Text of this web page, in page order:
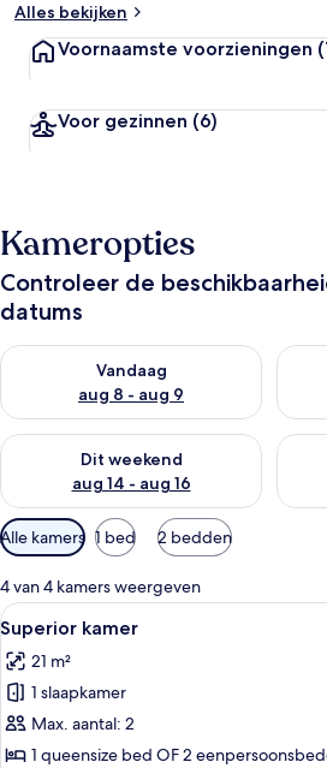
Alles bekijken
Voornaamste voorzieningen
Voor gezinnen (6)
Kameropties
Controleer de
datums
Vandaag
aug 8 - aug 9
De beschikbaarheid controlerenDe
Dit weekend
aug 14 - aug 16
De beschikbaarheid controlerenDe
Beschikbare
filters
voor
kamers
Alle kamers 1 bed 2 bedden
4 van 4 kamers weergeven
Alle
foto's
voor
Superior
kamer
laden
Een
4
Superior kamer
21 m²
1 slaapkamer
Max. aantal: 2
1 queensize bed OF 2